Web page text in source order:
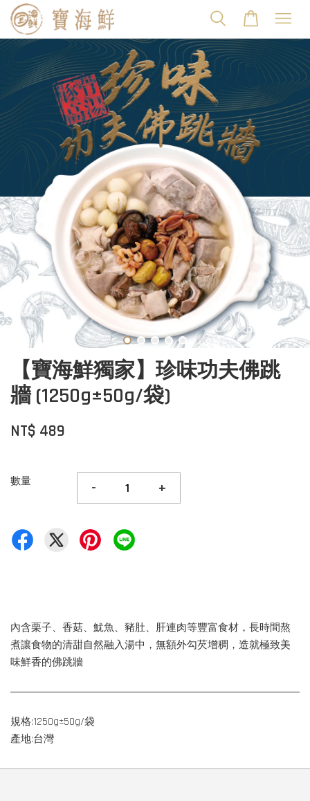
【寶海鮮獨家】珍味功夫佛跳
牆 (1250g±50g/袋)
NT$ 489
數量 - +
內含栗子、香菇、魷魚、豬肚、肝連肉等豐富食材，長時間熬
煮讓食物的清甜自然融入湯中，無額外勾芡增稠，造就極致美
味鮮香的佛跳牆
規格:1250g±50g/袋
產地:台灣